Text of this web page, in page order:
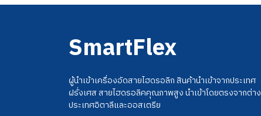
SmartFlex
ผู้นำเข้าเครื่องอัดสายไฮดรอลิก สินค้านำเข้าจากประเทศ
ฝรั่งเศส สายไฮดรอลิคคุณภาพสูง นำเข้าโดยตรงจากต่าง
ประเทศอิตาลีและออสเตรีย